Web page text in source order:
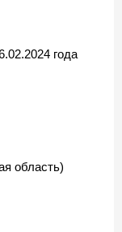
года
область)